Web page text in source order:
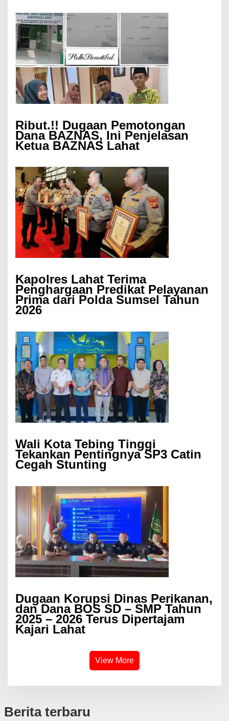
Ribut.!! Dugaan Pemotongan
Dana BAZNAS, Ini Penjelasan
Ketua BAZNAS Lahat
Kapolres Lahat Terima
Penghargaan Predikat Pelayanan
Prima dari Polda Sumsel Tahun
2026
Wali Kota Tebing Tinggi
Tekankan Pentingnya SP3 Catin
Cegah Stunting
Dugaan Korupsi Dinas Perikanan,
dan Dana BOS SD – SMP Tahun
2025 – 2026 Terus Dipertajam
Kajari Lahat
View More
Berita terbaru